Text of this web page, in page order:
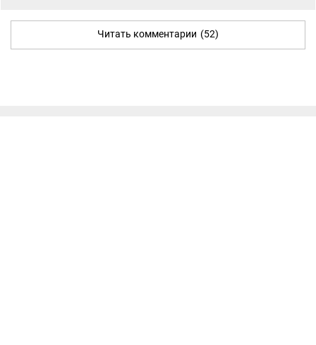
Читать комментарии (52)